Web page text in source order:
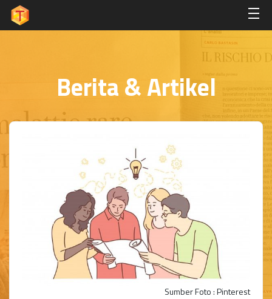
Berita & Artikel
Sumber Foto : Pinterest